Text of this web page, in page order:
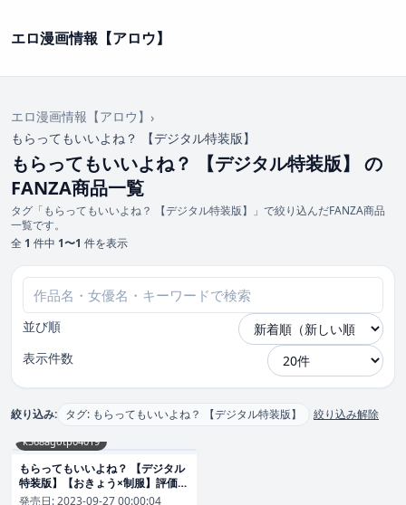
エロ漫画情報【アロウ】
エロ漫画情報【アロウ】 ›
もらってもいいよね？ 【デジタル特装版】
もらってもいいよね？ 【デジタル特装版】 の
FANZA商品一覧
タグ「もらってもいいよね？ 【デジタル特装版】」で絞り込んだFANZA商品
一覧です。
全 1 件中 1〜1 件を表示
並び順
表示件数
絞り込み: タグ: もらってもいいよね？ 【デジタル特装版】 絞り込み解除
k568agotp04019
もらってもいいよね？ 【デジタル
特装版】【おきょう×制服】評価
4.88
発売日:2023-09-27 00:00:04